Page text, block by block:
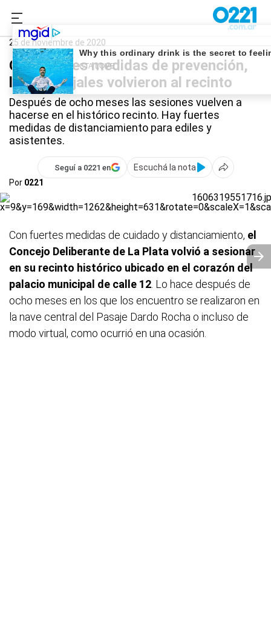
0221.com.ar
25 de noviembre de 2020
Con fuertes medidas de prevención,
los concejales volvieron al recinto
Después de ocho meses las sesiones vuelven a
hacerse en el histórico recinto. Hay fuertes
medidas de distanciamiento para ediles y
asistentes.
Seguí a 0221 en
Escuchá la nota
Por 0221
Con fuertes medidas de cuidado y distanciamiento, el
Concejo Deliberante de La Plata volvió a sesionar
en su recinto histórico ubicado en el corazón del
palacio municipal de calle 12 . Lo hace después de
ocho meses en los que los encuentro se realizaron en
la nave central del Pasaje Dardo Rocha o incluso de
modo virtual, como ocurrió en una ocasión.